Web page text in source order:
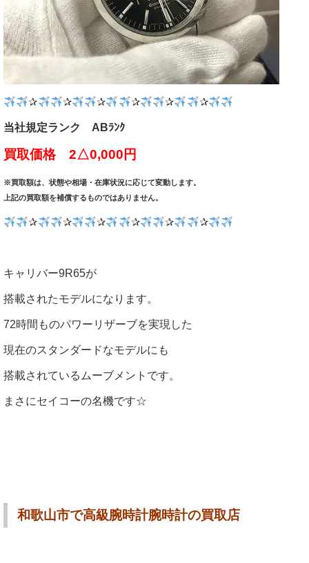
✰ ✰ ✰ ✰ ✰ ✰
当社規定ランク ABﾗﾝｸ
買取価格 2△0,000円
※買取額は、状態や相場・在庫状況に応じて変動します。
上記の買取額を補償するものではありません。
✰ ✰ ✰ ✰ ✰ ✰
キャリバー9R65が
搭載されたモデルになります。
72時間ものパワーリザーブを実現した
現在のスタンダードなモデルにも
搭載されているムーブメントです。
まさにセイコーの名機です☆
和歌山市で高級腕時計腕時計の買取店